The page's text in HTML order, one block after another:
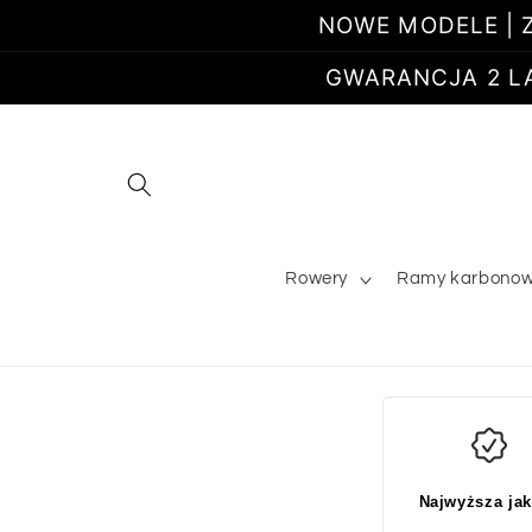
NOWE MODELE
GWARANCJA 2
Rowery Ramy
Najwyższa